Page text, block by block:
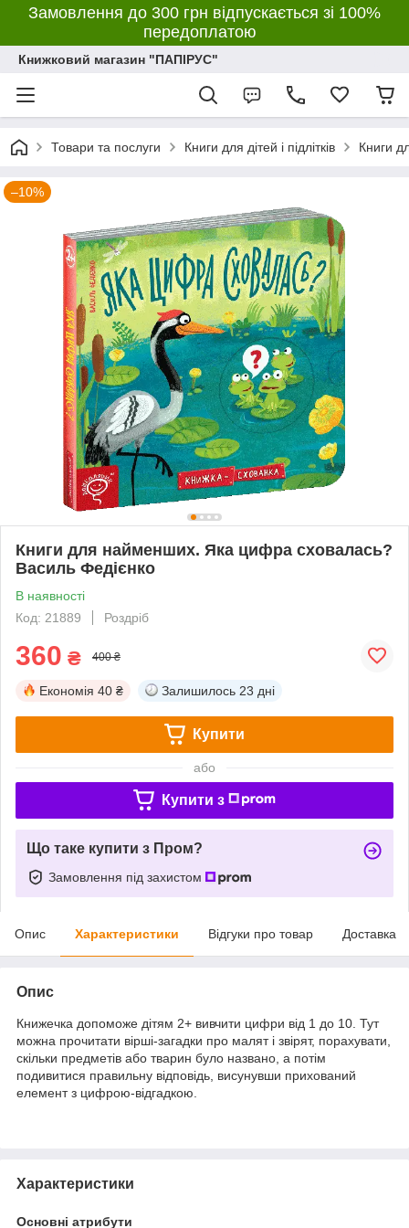
Замовлення до 300 грн відпускається зі 100%
передоплатою
Книжковий магазин "ПАПІРУС"
Товари та послуги Книги для дітей і підлітків Книги
–10%
Книги для найменших. Яка цифра сховалась?
Василь Федієнко
В наявності
Код: 21889
Роздріб
360 ₴ 400 ₴
Економія 40 ₴ Залишилось 23 дні
Купити
або
Купити з
Що таке купити з Пром?
Замовлення під захистом
Опис Характеристики Відгуки про товар Доставка
Опис
Книжечка допоможе дітям 2+ вивчити цифри від 1 до 10. Тут
можна прочитати вірші-загадки про малят і звірят, порахувати,
скільки предметів або тварин було названо, а потім
подивитися правильну відповідь, висунувши прихований
елемент з цифрою-відгадкою.
Характеристики
Основні атрибути